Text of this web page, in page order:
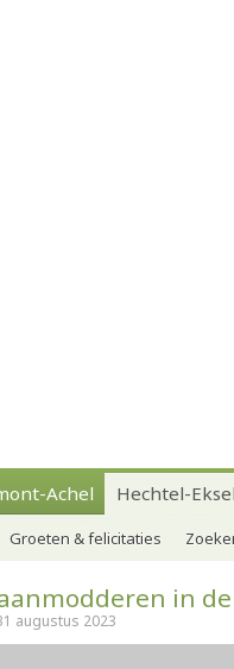
Achel Hechtel-
Groeten & felicitaties
in
augustus 2023